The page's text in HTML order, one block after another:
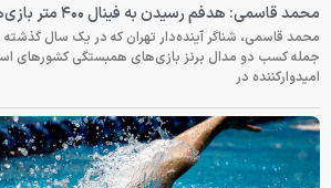
محمد قاسمی: هدفم رسیدن به فینال ۴۰۰ متر بازی‌های آسیایی ناگویاست
محمد قاسمی، شناگر آینده‌دار تهران که در یک سال گذشته
جمله کسب دو مدال برنز بازی‌های همبستگی کشورهای
امیدوارکننده در